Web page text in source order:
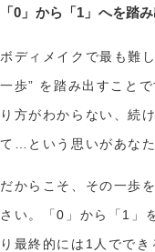
「0」から「1」へを踏
ボディメイクで最も難
一歩” を踏み出すこと
り方がわからない、続
て…という思いがあな
だからこそ、その一歩
さい。「0」から「1」
り最終的には1人ででき